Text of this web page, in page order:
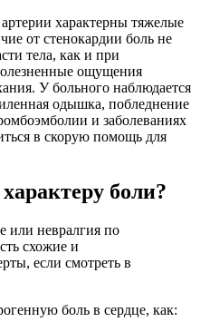
характерны тяжелые
от стенокардии боль не
тела, как и при
ощущения
У больного наблюдается
одышка, побледнение
и заболеваниях
в скорую помощь для
боли?
или невралгия по
схожие и
если смотреть в
боль в сердце, как: